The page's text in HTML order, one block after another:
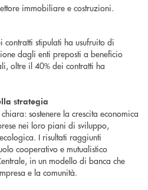
immobiliare e costruzioni.
contratti stipulati ha usufruito di
dagli enti preposti a beneficio
oltre il 40% dei contratti ha
strategia
sostenere la crescita economica
nei loro piani di sviluppo,
I risultati raggiunti
cooperativo e mutualistico
in un modello di banca che
e la comunità.